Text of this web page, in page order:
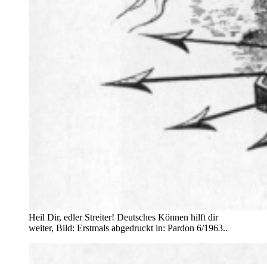
Heil Dir, edler Streiter! Deutsches Können hilft dir
weiter, Bild: Erstmals abgedruckt in: Pardon 6/1963..